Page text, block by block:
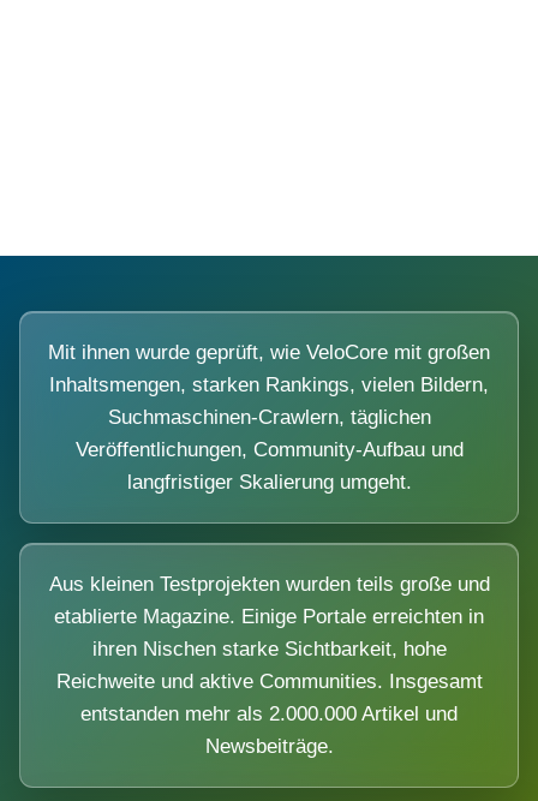
Mit ihnen wurde geprüft, wie VeloCore mit großen
Inhaltsmengen, starken Rankings, vielen Bildern,
Suchmaschinen-Crawlern, täglichen
Veröffentlichungen, Community-Aufbau und
langfristiger Skalierung umgeht.
Aus kleinen Testprojekten wurden teils große und
etablierte Magazine. Einige Portale erreichten in
ihren Nischen starke Sichtbarkeit, hohe
Reichweite und aktive Communities. Insgesamt
entstanden mehr als 2.000.000 Artikel und
Newsbeiträge.